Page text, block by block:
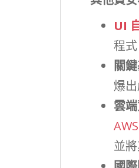
UI
程
關
爆
雲
AWS
並